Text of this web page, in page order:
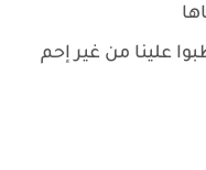
علينا من غير إحم